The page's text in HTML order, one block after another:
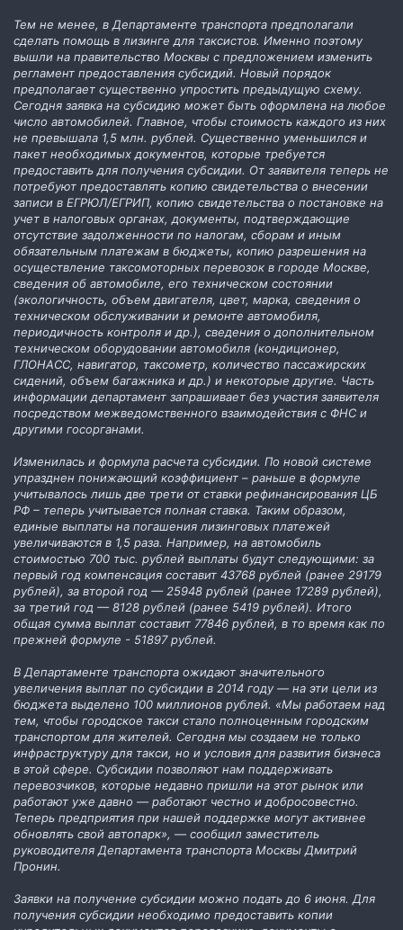
Тем не менее, в Департаменте транспорта предполагали
сделать помощь в лизинге для таксистов. Именно поэтому
вышли на правительство Москвы с предложением изменить
регламент предоставления субсидий. Новый порядок
предполагает существенно упростить предыдущую схему.
Сегодня заявка на субсидию может быть оформлена на любое
число автомобилей. Главное, чтобы стоимость каждого из них
не превышала 1,5 млн. рублей. Существенно уменьшился и
пакет необходимых документов, которые требуется
предоставить для получения субсидии. От заявителя теперь не
потребуют предоставлять копию свидетельства о внесении
записи в ЕГРЮЛ/ЕГРИП, копию свидетельства о постановке на
учет в налоговых органах, документы, подтверждающие
отсутствие задолженности по налогам, сборам и иным
обязательным платежам в бюджеты, копию разрешения на
осуществление таксомоторных перевозок в городе Москве,
сведения об автомобиле, его техническом состоянии
(экологичность, объем двигателя, цвет, марка, сведения о
техническом обслуживании и ремонте автомобиля,
периодичность контроля и др.), сведения о дополнительном
техническом оборудовании автомобиля (кондиционер,
ГЛОНАСС, навигатор, таксометр, количество пассажирских
сидений, объем багажника и др.) и некоторые другие. Часть
информации департамент запрашивает без участия заявителя
посредством межведомственного взаимодействия с ФНС и
другими госорганами.
Изменилась и формула расчета субсидии. По новой системе
упразднен понижающий коэффициент – раньше в формуле
учитывалось лишь две трети от ставки рефинансирования ЦБ
РФ – теперь учитывается полная ставка. Таким образом,
единые выплаты на погашения лизинговых платежей
увеличиваются в 1,5 раза. Например, на автомобиль
стоимостью 700 тыс. рублей выплаты будут следующими: за
первый год компенсация составит 43768 рублей (ранее 29179
рублей), за второй год — 25948 рублей (ранее 17289 рублей),
за третий год — 8128 рублей (ранее 5419 рублей). Итого
общая сумма выплат составит 77846 рублей, в то время как по
прежней формуле - 51897 рублей.
В Департаменте транспорта ожидают значительного
увеличения выплат по субсидии в 2014 году — на эти цели из
бюджета выделено 100 миллионов рублей. «Мы работаем над
тем, чтобы городское такси стало полноценным городским
транспортом для жителей. Сегодня мы создаем не только
инфраструктуру для такси, но и условия для развития бизнеса
в этой сфере. Субсидии позволяют нам поддерживать
перевозчиков, которые недавно пришли на этот рынок или
работают уже давно — работают честно и добросовестно.
Теперь предприятия при нашей поддержке могут активнее
обновлять свой автопарк», — сообщил заместитель
руководителя Департамента транспорта Москвы Дмитрий
Пронин.
Заявки на получение субсидии можно подать до 6 июня. Для
получения субсидии необходимо предоставить копии